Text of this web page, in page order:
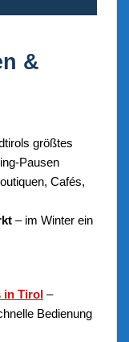
&
größtes
Pausen
Cafés,
– im Winter ein
in Tirol –
Bedienung